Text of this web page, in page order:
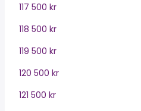
117 500 kr
118 500 kr
119 500 kr
120 500 kr
121 500 kr